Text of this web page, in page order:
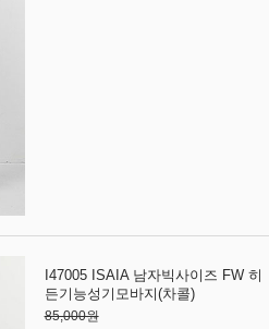
I47005 ISAIA 남자빅사이즈 FW 히
든기능성기모바지(차콜)
85,000원